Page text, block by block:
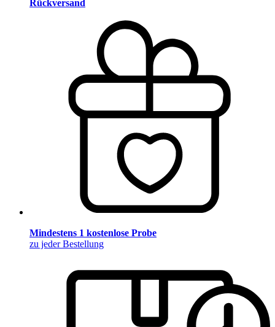
Rückversand
Mindestens 1 kostenlose Probe
zu jeder Bestellung